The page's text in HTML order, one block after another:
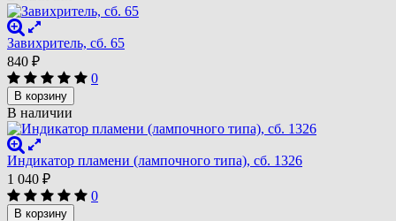
Завихритель, сб. 65
840 ₽
0
В корзину
В наличии
Индикатор пламени (лампочного типа), сб. 1326
1 040 ₽
0
В корзину